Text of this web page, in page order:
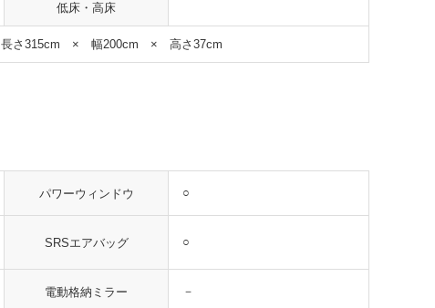
低床・高床
長さ315cm × 幅200cm × 高さ37cm
パワーウィンドウ ○
SRSエアバッグ ○
電動格納ミラー －